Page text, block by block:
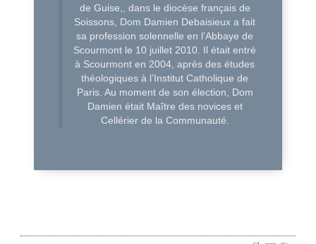
de Guise,, dans le diocèse français de
Soissons, Dom Damien Debaisieux a fait
sa profession solennelle en l’Abbaye de
Scourmont le 10 juillet 2010. Il était entré
à Scourmont en 2004, après des études
théologiques à l’Institut Catholique de
Paris. Au moment de son élection, Dom
Damien était Maître des novices et
Cellérier de la Communauté.